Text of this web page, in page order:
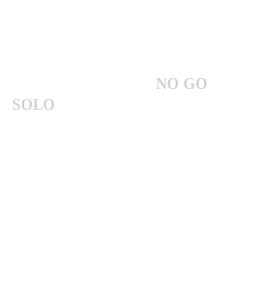
NO GO
SOLO